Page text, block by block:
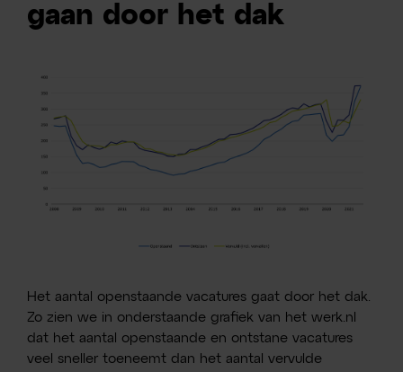
gaan door het dak
Het aantal openstaande vacatures gaat door het dak.
Zo zien we in onderstaande grafiek van het werk.nl
dat het aantal openstaande en ontstane vacatures
veel sneller toeneemt dan het aantal vervulde